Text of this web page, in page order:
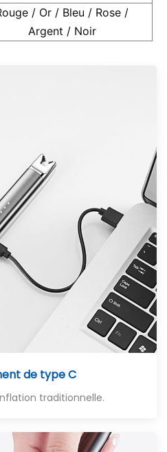
/ Or / Bleu / Rose /
Argent / Noir
de type C
traditionnelle.